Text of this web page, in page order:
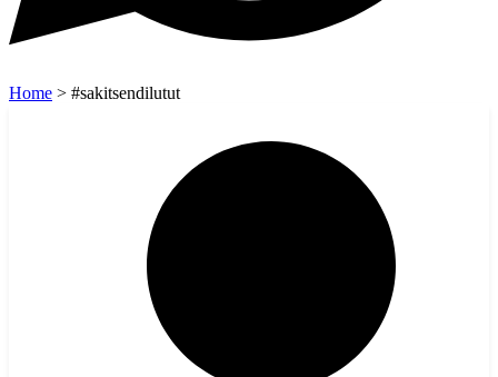
Home > #sakitsendilutut